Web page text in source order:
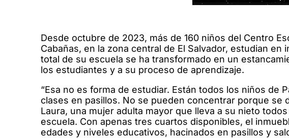
Desde octubre de 2023, más de 160 niños del Centro
Cabañas, en la zona central de El Salvador, estudian
total de su escuela se ha transformado en un
los estudiantes y a su proceso de aprendizaje.
“Esa no es forma de estudiar. Están todos los niños de
clases en pasillos. No se pueden concentrar porque se
Laura, una mujer adulta mayor que lleva a su nieto
escuela. Con apenas tres cuartos disponibles, el
edades y niveles educativos, hacinados en pasillos y